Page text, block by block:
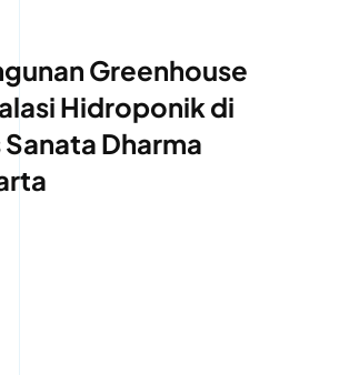
Greenhouse
Hidroponik di
Dharma